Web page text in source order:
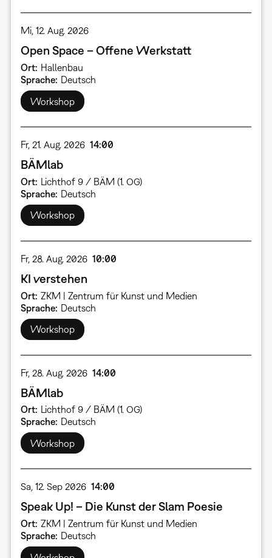
Mi, 12. Aug. 2026
Open Space – Offene Werkstatt
Ort Hallenbau
Sprache Deutsch
Workshop
Fr, 21. Aug. 2026 14:00
BÄMlab
Ort Lichthof 9 / BÄM (1. OG)
Sprache Deutsch
Workshop
Fr, 28. Aug. 2026 10:00
KI verstehen
Ort ZKM | Zentrum für Kunst und Medien
Sprache Deutsch
Workshop
Fr, 28. Aug. 2026 14:00
BÄMlab
Ort Lichthof 9 / BÄM (1. OG)
Sprache Deutsch
Workshop
Sa, 12. Sep 2026 14:00
Speak Up! – Die Kunst der Slam Poesie
Ort ZKM | Zentrum für Kunst und Medien
Sprache Deutsch